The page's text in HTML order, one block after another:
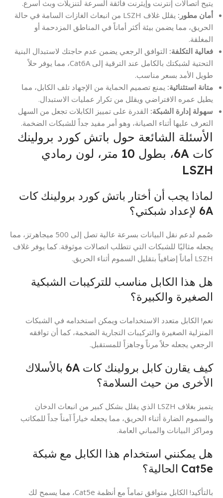
يتيح اتصالات إنترنت وإيثرنت فائقة السرعة لتنزيلات وبث أسرع.
أمان مطور:
يقلل غلاف LSZH من انبعاث الغازات السامة في حالة
الحريق، مما يضمن بيئة أكثر أماناً في المناطق المزدحمة أو
المغلقة.
فعالية التكلفة: التوافق الرجعي يضمن عدم حاجتك لاستبدال البنية
التحتية لشبكتك بالكامل عند الترقية إلى Cat6A، مما يوفر حلاً
طويل الأمد بسعر مناسب.
متانة استثنائية: يمنع تصميم الحماية من الإجهاد تلف الكابل، مما
يطيل عمره الافتراضي ويقلل من تكرار عمليات الاستبدال.
سهولة إدارة الشبكة: القدرة على تمييز الكابلات تجعل من السهل
التعرف عليها أثناء الصيانة، وهو أمر مفيد جداً للشبكات الضخمة.
الأسئلة الشائعة حول باتش كورد برولينك
كات 6A، بطول 10 متر، لون رمادي
LSZH
لماذا يجب أن أختار باتش كورد برولينك كات
6A لإعداد شبكتي؟
صُمم لدعم نقل البيانات بسرعة عالية تصل إلى 500 ميجاهرتز، مما
يجعله مثاليًا للشبكات التي تتطلب اتصالات موثوقة. كما يوفر غلاف
LSZH أماناً إضافياً بتقليل السموم أثناء الحريق.
هل هذا الكابل مناسب للتركيبات الشبكية
الصغيرة والكبيرة؟
نعم! الكابل متعدد الاستخدامات ويمكن استخدامه في الشبكات
المنزلية الصغيرة والتركيبات التجارية الضخمة، كما أن توافقه
الرجعي يجعله حلاً مرناً وجاهزاً للمستقبل.
كيف يقارن كابل برولينك كات 6A بالأسلاك
الأخرى من حيث السلامة؟
يتميز بغلاف LSZH الذي يقلل بشكل كبير من انبعاث الدخان
والسموم الضارة أثناء الحريق، مما يجعله خياراً آمناً جداً للمكاتب
ومراكز البيانات والمباني العامة.
هل يمكنني استخدام هذا الكابل مع شبكة
Cat5e الحالية؟
بالتأكيد! الكابل متوافق تماماً مع أنظمة Cat5e، مما يسمح لك